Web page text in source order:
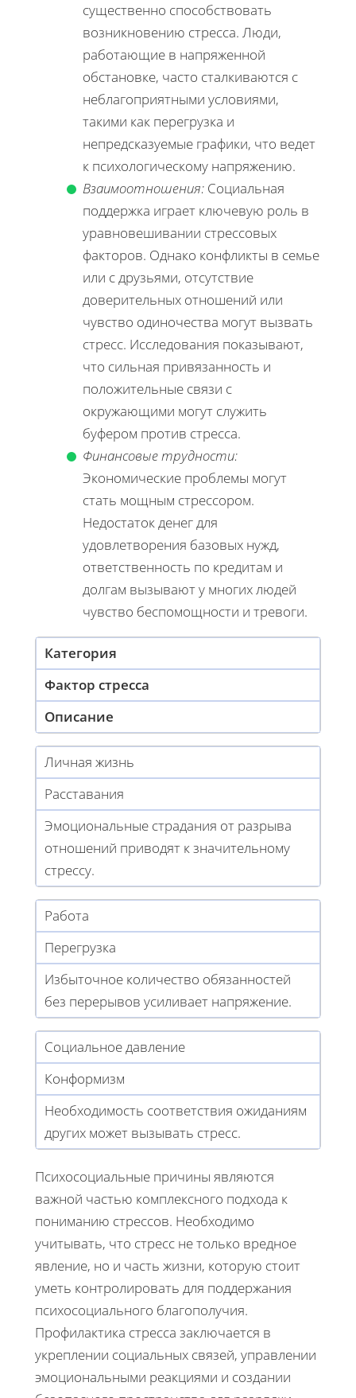
существенно способствовать
возникновению стресса. Люди,
работающие в напряженной
обстановке, часто сталкиваются с
неблагоприятными условиями,
такими как перегрузка и
непредсказуемые графики, что ведет
к психологическому напряжению.
Взаимоотношения: Социальная
поддержка играет ключевую роль в
уравновешивании стрессовых
факторов. Однако конфликты в семье
или с друзьями, отсутствие
доверительных отношений или
чувство одиночества могут вызвать
стресс. Исследования показывают,
что сильная привязанность и
положительные связи с
окружающими могут служить
буфером против стресса.
Финансовые трудности:
Экономические проблемы могут
стать мощным стрессором.
Недостаток денег для
удовлетворения базовых нужд,
ответственность по кредитам и
долгам вызывают у многих людей
чувство беспомощности и тревоги.
Категория
Фактор стресса
Описание
Личная жизнь
Расставания
Эмоциональные страдания от разрыва
отношений приводят к значительному
стрессу.
Работа
Перегрузка
Избыточное количество обязанностей
без перерывов усиливает напряжение.
Социальное давление
Конформизм
Необходимость соответствия ожиданиям
других может вызывать стресс.
Психосоциальные причины являются
важной частью комплексного подхода к
пониманию стрессов. Необходимо
учитывать, что стресс не только вредное
явление, но и часть жизни, которую стоит
уметь контролировать для поддержания
психосоциального благополучия.
Профилактика стресса заключается в
укреплении социальных связей, управлении
эмоциональными реакциями и создании